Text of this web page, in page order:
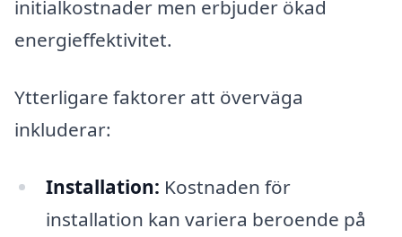
initialkostnader men erbjuder ökad
energieffektivitet.
Ytterligare faktorer att överväga
inkluderar:
Installation: Kostnaden för
installation kan variera beroende på